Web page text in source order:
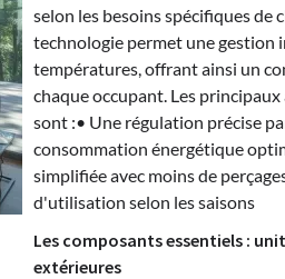
selon les besoins spécifiques de
technologie permet une gestion
températures, offrant ainsi un
chaque occupant. Les
sont :• Une régulation précise
consommation énergétique
simplifiée avec moins de
d'utilisation selon les saisons
Les composants essentiels :
extérieures